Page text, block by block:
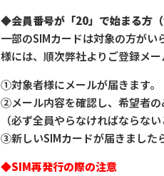
◆会員番号が「20」で始まる方
一部のSIMカードは対象の方が
様には、順次弊社よりご登録メ
①対象者様にメールが届きます。
②メール内容を確認し、希望者の
（必ず全員やらなければならな
③新しいSIMカードが届きました
◆SIM再発行の際の注意